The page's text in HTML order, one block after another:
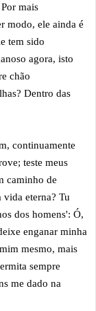
mais
modo, ele ainda é
tem sido
agora, isto
chão
Dentro das
continuamente
teste meus
caminho de
eterna? Tu
dos homens': Ó,
enganar minha
mesmo, mais
sempre
me dado na